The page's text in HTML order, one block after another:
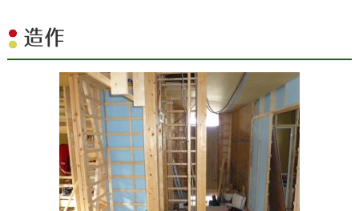
造作